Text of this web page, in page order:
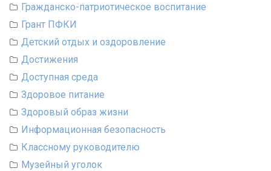
Гражданско-патриотическое воспитание
Грант ПФКИ
Детский отдых и оздоровление
Достижения
Доступная среда
Здоровое питание
Здоровый образ жизни
Информационная безопасность
Классному руководителю
Музейный уголок